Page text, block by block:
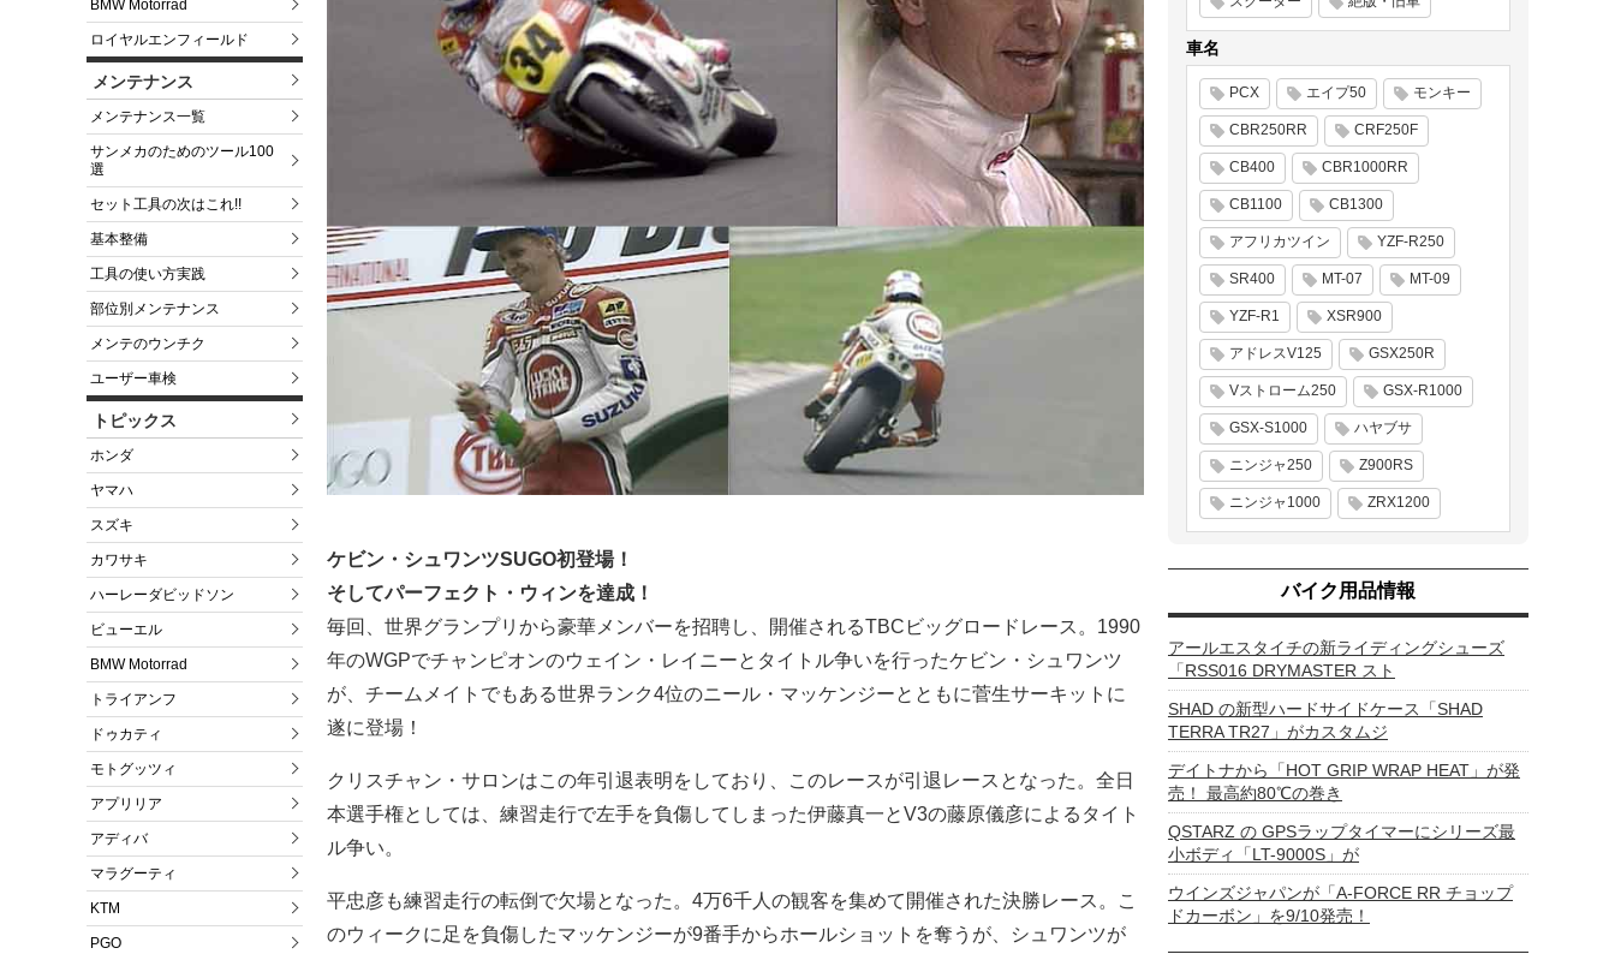
BMW Motorrad
ロイヤルエンフィールド
メンテナンス
メンテナンス一覧
サンメカのためのツール100
選
セット工具の次はこれ!!
基本整備
工具の使い方実践
部位別メンテナンス
メンテのウンチク
ユーザー車検
トピックス
ホンダ
ヤマハ
スズキ
カワサキ
ハーレーダビッドソン
ビューエル
BMW Motorrad
トライアンフ
ドゥカティ
モトグッツィ
アプリリア
アディバ
マラグーティ
KTM
PGO
ケビン・シュワンツSUGO初登場！
そしてパーフェクト・ウィンを達成！
毎回、世界グランプリから豪華メンバーを招聘し、開催されるTBCビッグロードレース。1990
年のWGPでチャンピオンのウェイン・レイニーとタイトル争いを行ったケビン・シュワンツ
が、チームメイトでもある世界ランク4位のニール・マッケンジーとともに菅生サーキットに
遂に登場！
クリスチャン・サロンはこの年引退表明をしており、このレースが引退レースとなった。全日
本選手権としては、練習走行で左手を負傷してしまった伊藤真一とV3の藤原儀彦によるタイト
ル争い。
平忠彦も練習走行の転倒で欠場となった。4万6千人の観客を集めて開催された決勝レース。こ
のウィークに足を負傷したマッケンジーが9番手からホールショットを奪うが、シュワンツが
車名
PCX エイプ50 モンキー
CBR250RR CRF250F
CB400 CBR1000RR
CB1100 CB1300
アフリカツイン YZF-R250
SR400 MT-07 MT-09
YZF-R1 XSR900
アドレスV125 GSX250R
Vストローム250 GSX-R1000
GSX-S1000 ハヤブサ
ニンジャ250 Z900RS
ニンジャ1000 ZRX1200
バイク用品情報
アールエスタイチの新ライディングシューズ
「RSS016 DRYMASTER スト
SHAD の新型ハードサイドケース「SHAD
TERRA TR27」がカスタムジ
デイトナから「HOT GRIP WRAP HEAT」が発
売！ 最高約80℃の巻き
QSTARZ の GPSラップタイマーにシリーズ最
小ボディ「LT-9000S」が
ウインズジャパンが「A-FORCE RR チョップ
ドカーボン」を9/10発売！